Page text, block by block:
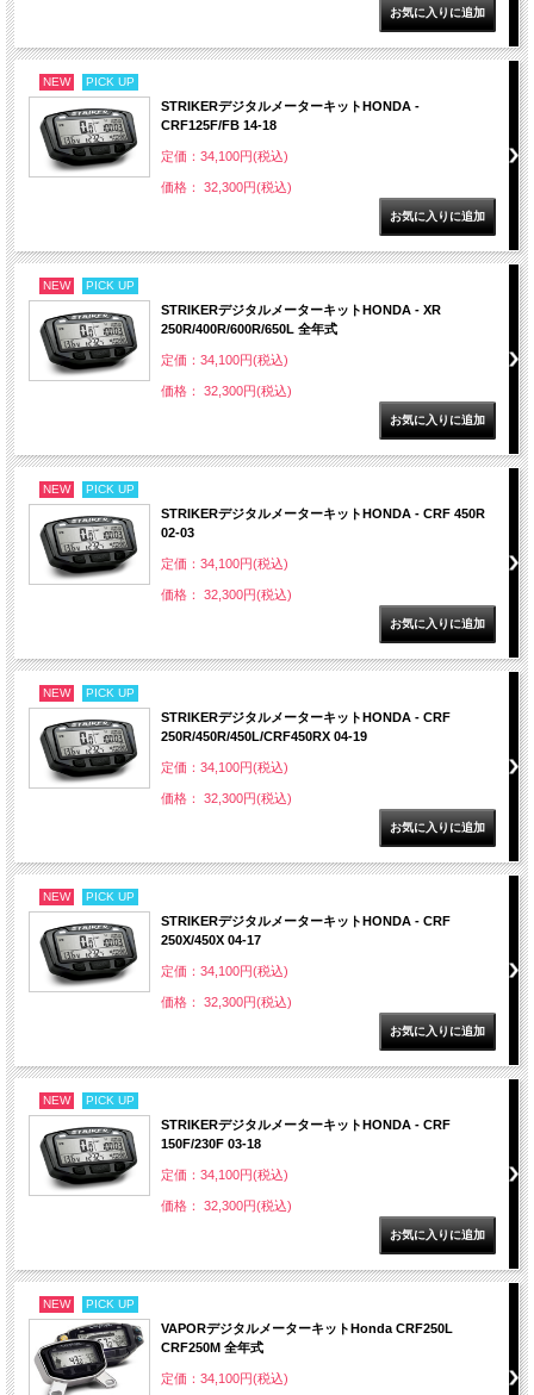
NEW PICK UP
STRIKERデジタルメーターキットHONDA -
CRF125F/FB 14-18
定価：34,100円(税込)
価格： 32,300円(税込)
NEW PICK UP
STRIKERデジタルメーターキットHONDA - XR
250R/400R/600R/650L 全年式
定価：34,100円(税込)
価格： 32,300円(税込)
NEW PICK UP
STRIKERデジタルメーターキットHONDA - CRF 450R
02-03
定価：34,100円(税込)
価格： 32,300円(税込)
NEW PICK UP
STRIKERデジタルメーターキットHONDA - CRF
250R/450R/450L/CRF450RX 04-19
定価：34,100円(税込)
価格： 32,300円(税込)
NEW PICK UP
STRIKERデジタルメーターキットHONDA - CRF
250X/450X 04-17
定価：34,100円(税込)
価格： 32,300円(税込)
NEW PICK UP
STRIKERデジタルメーターキットHONDA - CRF
150F/230F 03-18
定価：34,100円(税込)
価格： 32,300円(税込)
NEW PICK UP
VAPORデジタルメーターキットHonda CRF250L
CRF250M 全年式
定価：34,100円(税込)